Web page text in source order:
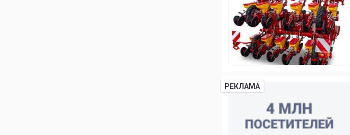
РЕКЛАМА